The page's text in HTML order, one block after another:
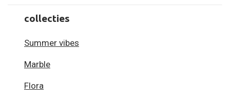
collecties
Summer vibes
Marble
Flora